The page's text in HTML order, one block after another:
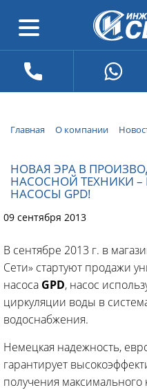
Главная О компании
НОВАЯ ЭРА В
НАСОСНОЙ ТЕХНИКИ
НАСОСЫ GPD!
09 сентября 2013
В сентябре 2013 г. в
Сети» стартуют продажи
насоса GPD, насос
циркуляции воды в
водоснабжения.
Немецкая надежность,
гарантирует
получения